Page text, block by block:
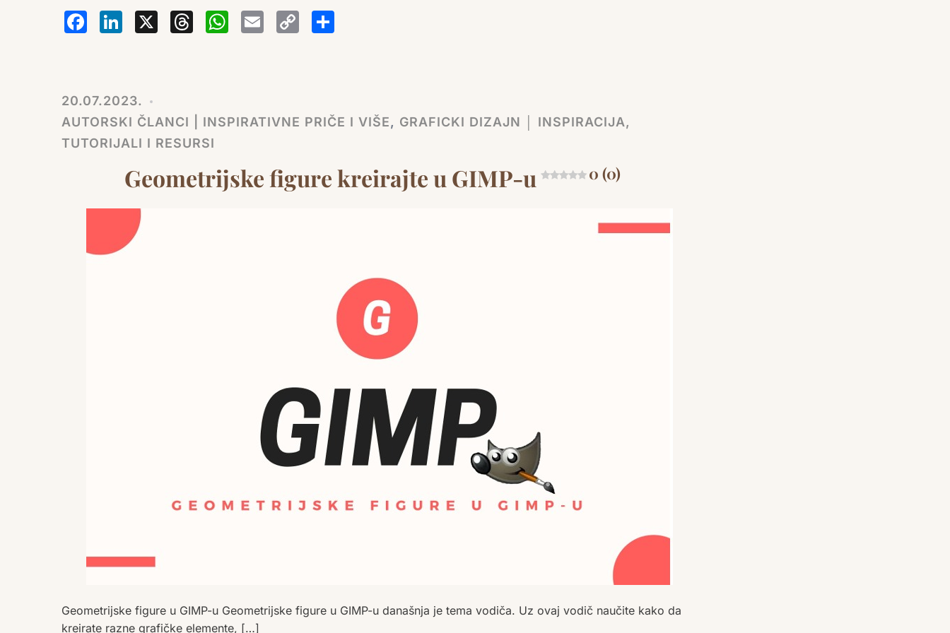
Facebook
LinkedIn
X Threads
WhatsApp
EmailCopy
Link
20.07.2023.
AUTORSKI ČLANCI | INSPIRATIVNE PRIČE I VIŠE, GRAFICKI DIZAJN │ INSPIRACIJA,
TUTORIJALI I RESURSI
Geometrijske figure kreirajte u GIMP-u 0 (0)
Geometrijske figure u GIMP-u Geometrijske figure u GIMP-u današnja je tema vodiča. Uz ovaj vodič naučite kako da
kreirate razne grafičke elemente, […]